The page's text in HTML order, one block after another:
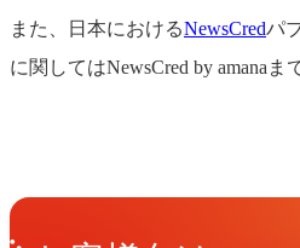
また、日本におけるNewsCredパ
に関してはNewsCred by amanaま
Get in Touchお問